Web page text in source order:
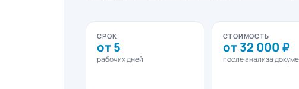
СРОК
от 5
рабочих дней
СТОИМОСТЬ
от 32 000 ₽
после анализа